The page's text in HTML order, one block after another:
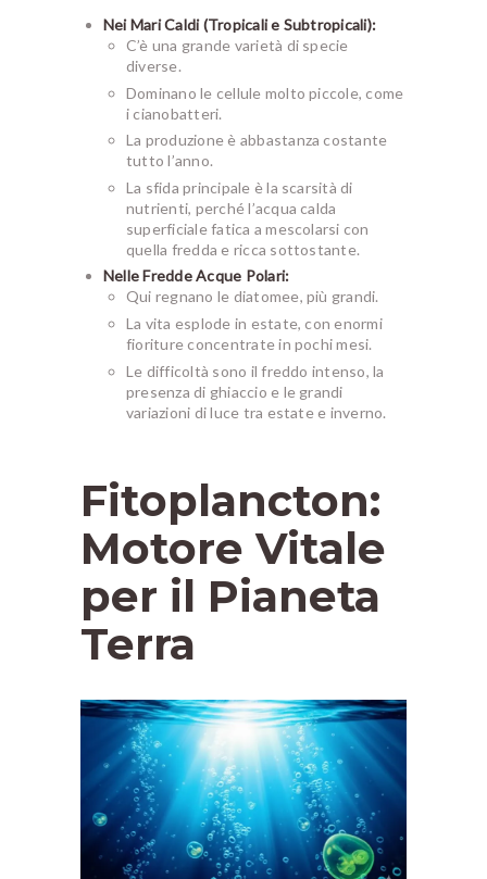
Nei Mari Caldi (Tropicali e Subtropicali):
C’è una grande varietà di specie
diverse.
Dominano le cellule molto piccole, come
i cianobatteri.
La produzione è abbastanza costante
tutto l’anno.
La sfida principale è la scarsità di
nutrienti, perché l’acqua calda
superficiale fatica a mescolarsi con
quella fredda e ricca sottostante.
Nelle Fredde Acque Polari:
Qui regnano le diatomee, più grandi.
La vita esplode in estate, con enormi
fioriture concentrate in pochi mesi.
Le difficoltà sono il freddo intenso, la
presenza di ghiaccio e le grandi
variazioni di luce tra estate e inverno.
Fitoplancton:
Motore Vitale
per il Pianeta
Terra